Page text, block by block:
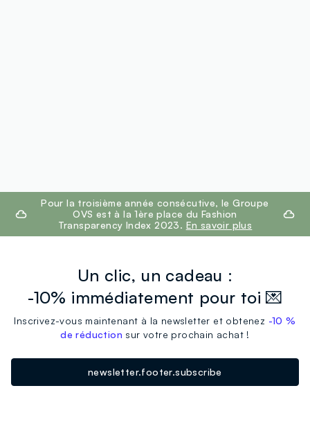
footer.ariatitlePour la troisième année consécutive, le Groupe
OVS est à la 1ère place du Fashion
Transparency Index 2023. En savoir plus
Un clic, un cadeau :
-10% immédiatement pour toi 💌
Inscrivez-vous maintenant à la newsletter et obtenez -10 %
de réduction sur votre prochain achat !
newsletter.footer.subscribe